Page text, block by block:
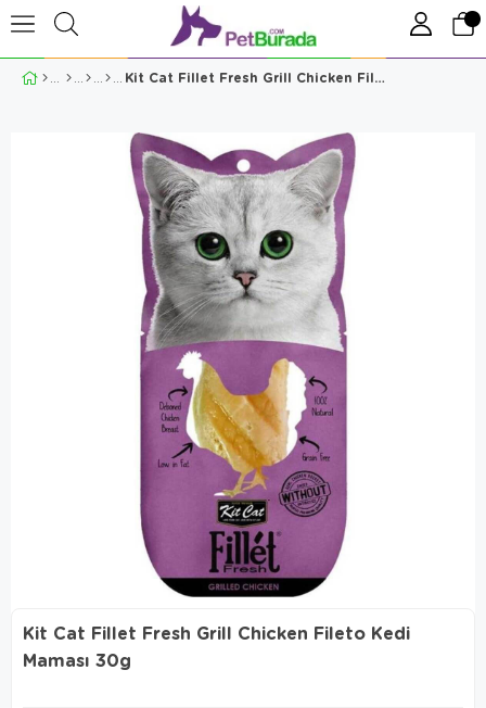
Kit Cat Fillet Fresh Grill Chicken Fileto Kedi Maması 30g
Kit Cat Fillet Fresh Grill Chicken Fileto Kedi
Maması 30g